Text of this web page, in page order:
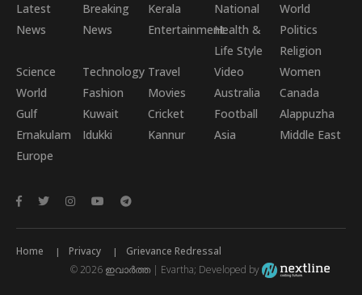
Latest
News
Breaking
News
Kerala National
World
EntertainmentHealth &
Life Style
Politics
Religion
Science
World
Technology Travel Video
Women
Fashion
Movies Australia
Canada
Gulf
Kuwait Cricket Football
Alappuzha
Ernakulam
Idukki Kannur Asia
Middle East
Europe
Home Privacy
Grievance Redressal
© 2026 ഇവാർത്ത | Evartha; Developed by